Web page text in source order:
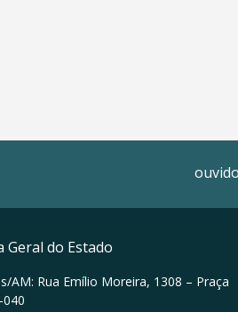
Geral do Estado
AM: Rua Emílio Moreira, 1308 – Praça
040